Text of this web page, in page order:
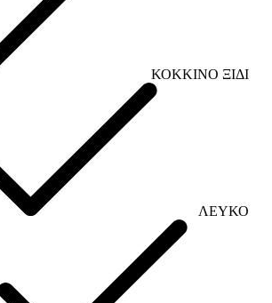
ΚΟΚΚΙΝΟ ΞΙΔΙ
ΛΕΥΚΟ